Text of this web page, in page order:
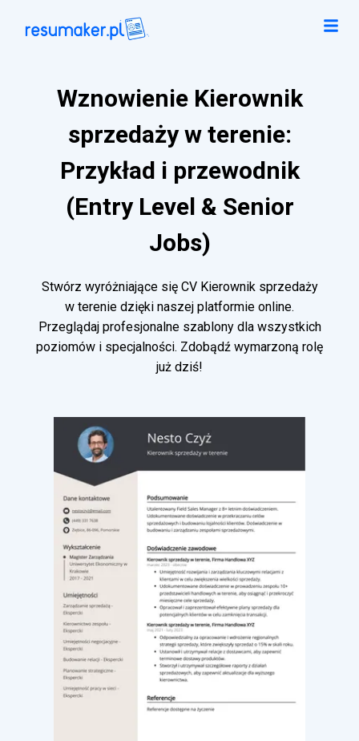
Wznowienie Kierownik
sprzedaży w terenie:
Przykład i przewodnik
(Entry Level & Senior
Jobs)
Stwórz wyróżniające się CV Kierownik sprzedaży
w terenie dzięki naszej platformie online.
Przeglądaj profesjonalne szablony dla wszystkich
poziomów i specjalności. Zdobądź wymarzoną rolę
już dziś!